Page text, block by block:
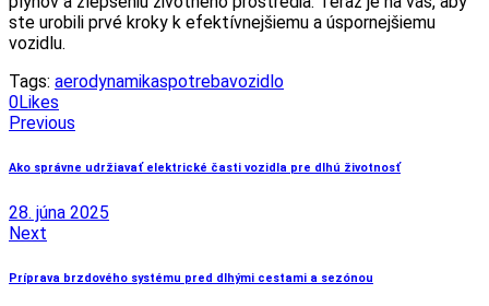
ste urobili prvé kroky k efektívnejšiemu a úspornejšiemu
vozidlu.
Tags: aerodynamikaspotrebavozidlo
0Likes
Navigácia
v
Previous
Ako správne udržiavať elektrické časti vozidla pre dlhú životnosť
28. júna 2025
Next
Príprava brzdového systému pred dlhými cestami a sezónou